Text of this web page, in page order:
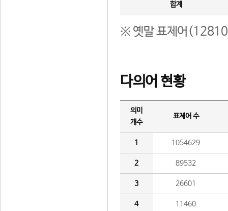
합계
※ 옛말 표제어(12810
다의어 현황
의미
개수
표제어 수
1 1054629
2 89532
3 26601
4 11460